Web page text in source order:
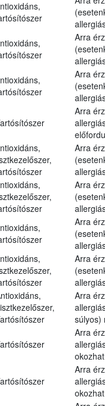
Arra
Arra
Arra
Arra
Arra
Arra
Arra
Arra
súlyos)
Arra
Arra